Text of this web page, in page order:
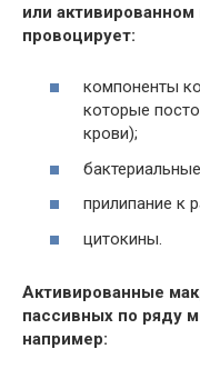
или
провоцирует:
компоненты
которые
крови);
прилипание к
цитокины.
Активированные
пассивных по ряду
например: